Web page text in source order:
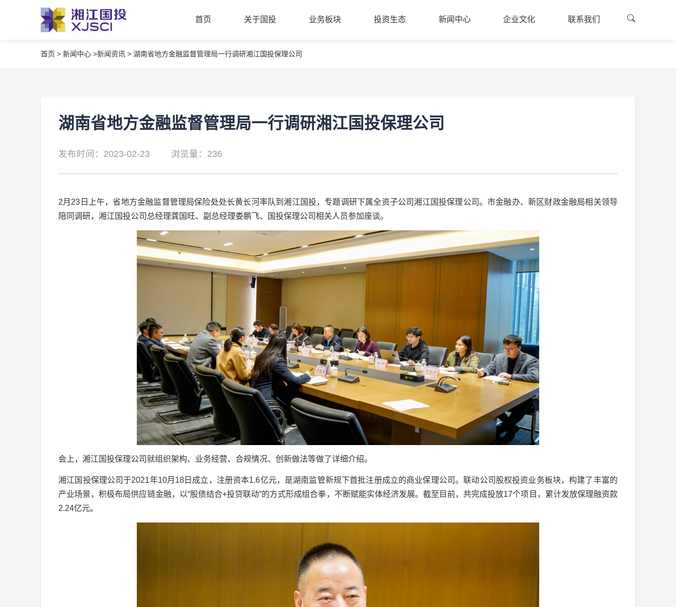
首页
首页
关于国投
关于国投
公司简介
业务板块
商业保理
投资生态
入驻机构
新闻中心
公司公告
企业文化 联系我们
首页 > 新闻中心 >新闻资讯 > 湖南省地方金融监督管理局一行调研湘江国投保理公司
湖南省地方金融监督管理局一行调研湘江国投保理公司
发布时间：2023-02-23 浏览量：236
2月23日上午，省地方金融监督管理局保险处处长黄长河率队到湘江国投，专题调研下属全资子公司湘江国投保理公司。市金融办、新区财政金融局相关领导
陪同调研，湘江国投公司总经理龚国旺、副总经理娄鹏飞、国投保理公司相关人员参加座谈。
会上，湘江国投保理公司就组织架构、业务经营、合规情况、创新做法等做了详细介绍。
湘江国投保理公司于2021年10月18日成立，注册资本1.6亿元，是湖南监管新规下首批注册成立的商业保理公司。联动公司股权投资业务板块，构建了丰富的
产业场景，积极布局供应链金融，以“股债结合+投贷联动”的方式形成组合拳，不断赋能实体经济发展。截至目前，共完成投放17个项目，累计发放保理融资款
2.24亿元。